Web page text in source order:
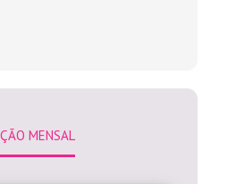
MENSAL